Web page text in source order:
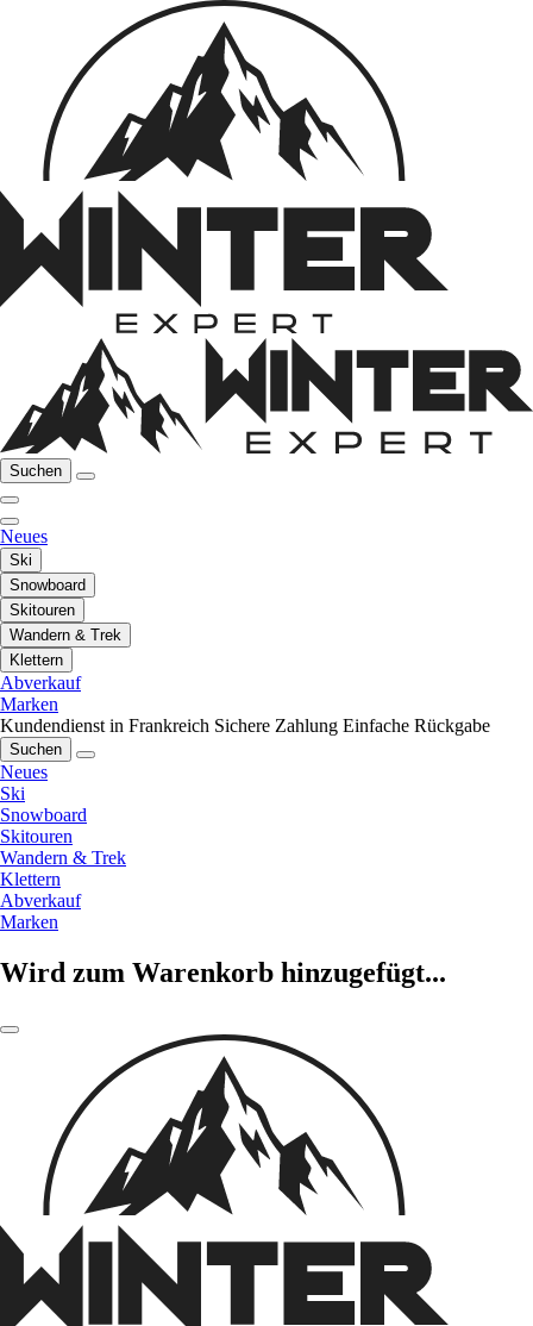
Suchen
Neues
Ski
Snowboard
Skitouren
Wandern & Trek
Klettern
Abverkauf
Marken
Kundendienst in Frankreich Sichere Zahlung Einfache Rückgabe
Suchen
Neues
Ski
Snowboard
Skitouren
Wandern & Trek
Klettern
Abverkauf
Marken
Wird zum Warenkorb hinzugefügt...